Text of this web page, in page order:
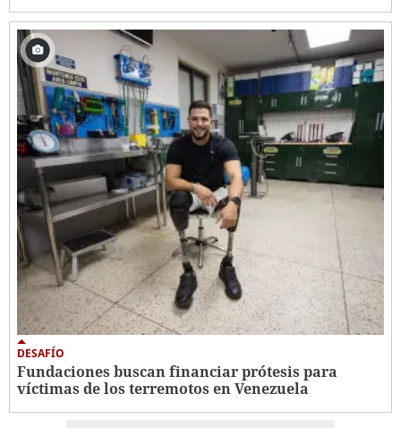
DESAFÍO
Fundaciones buscan financiar prótesis para
víctimas de los terremotos en Venezuela